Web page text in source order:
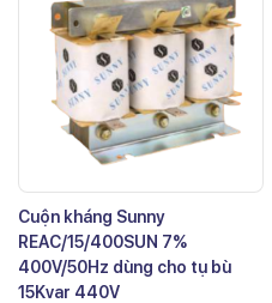
Cuộn kháng Sunny
REAC/15/400SUN 7%
400V/50Hz dùng cho tụ bù
15Kvar 440V